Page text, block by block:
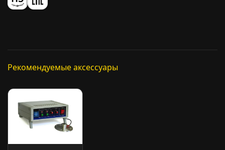
Рекомендуемые аксессуары